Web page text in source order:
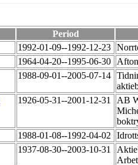
Period
1992-01-09--1992-12-23
1964-04-20--1995-06-30
1988-09-01--2005-07-14
1926-05-31--2001-12-31
AB
1988-01-08--1992-04-02
1937-08-30--2003-10-31